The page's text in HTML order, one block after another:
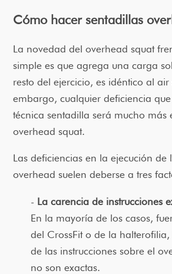
Cómo hacer sentadillas
La novedad del overhead squat
simple es que agrega una carga
resto del ejercicio, es idéntico al air
embargo, cualquier deficiencia
técnica sentadilla será mucho más
overhead squat.
Las deficiencias en la ejecución de
overhead suelen deberse a tres
La carencia de instrucciones
En la mayoría de los casos,
del CrossFit o de la
de las instrucciones sobre el
no son exactas.